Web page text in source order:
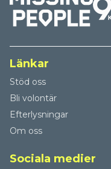
Länkar
Stöd oss
Bli volontär
Efterlysningar
Om oss
Sociala medier